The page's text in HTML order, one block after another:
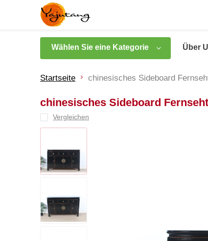
Wählen Sie eine Kategorie Über
Startseite chinesisches Sideboard
chinesisches Sideboard
Vergleichen